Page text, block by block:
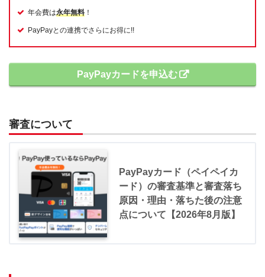
年会費は永年無料 ！
PayPayとの連携でさらにお得に!!
PayPayカードを申込む
審査について
PayPayカード（ペイペイカ
ード）の審査基準と審査落ち
原因・理由・落ちた後の注意
点について【2026年8月版】